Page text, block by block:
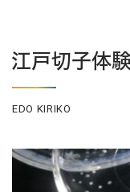
江戸切子体
EDO KIRIKO